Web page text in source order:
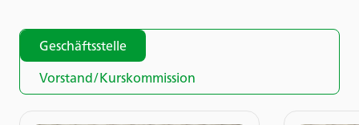
Geschäftsstelle
Vorstand/Kurskommission